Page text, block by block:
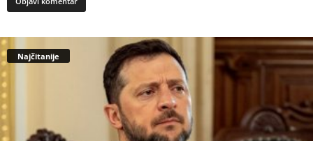
Najčitanije